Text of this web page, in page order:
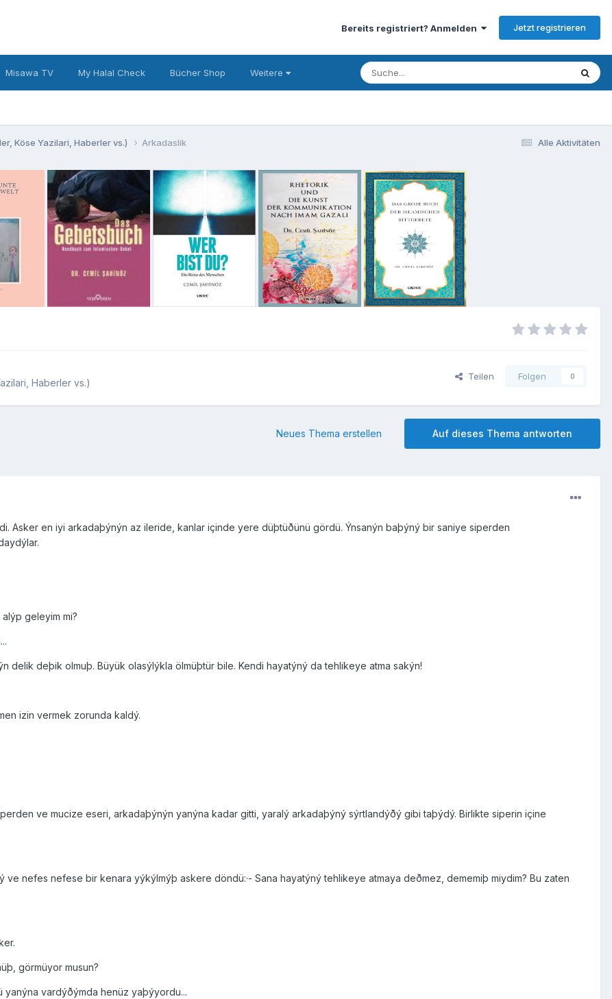
Bereits registriert? Anmelden Jetzt registrieren
Misawa TV My Halal Check Bücher Shop Weitere
Alle Aktivitäten
Köse Yazilari, Haberler vs.) Arkadaslik
Haberler vs.)
Teilen Folgen 0
Auf dieses Thema antworten
Neues Thema erstellen
Asker en iyi arkadaþýnýn az ileride, kanlar içinde yere düþtüðünü gördü. Ýnsanýn baþýný bir saniye siperden
geleyim mi?
delik deþik olmuþ. Büyük olasýlýkla ölmüþtür bile. Kendi hayatýný da tehlikeye atma sakýn!
izin vermek zorunda kaldý.
ve mucize eseri, arkadaþýnýn yanýna kadar gitti, yaralý arkadaþýný sýrtlandýðý gibi taþýdý. Birlikte siperin içine
nefes nefese bir kenara yýkýlmýþ askere döndü:·- Sana hayatýný tehlikeye atmaya deðmez, dememiþ miydim? Bu zaten
görmüyor musun?
vardýðýmda henüz yaþýyordu...